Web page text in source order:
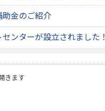
金のご紹介
ンターが設立されました！
きます